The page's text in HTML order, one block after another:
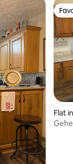
recensies Flat